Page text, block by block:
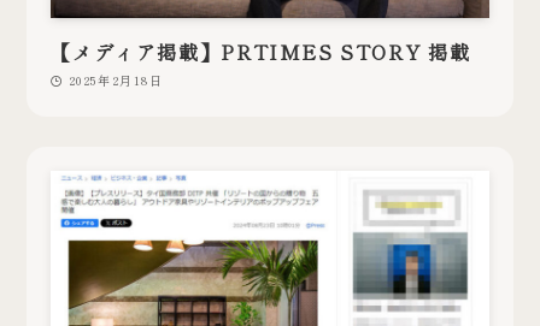
【メディア掲載】PRTIMES STORY 掲載
2025年2月18日